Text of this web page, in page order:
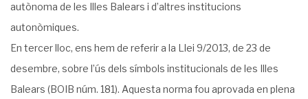
autònoma de les Illes Balears i d’altres institucions
autonòmiques.
En tercer lloc, ens hem de referir a la Llei 9/2013, de 23 de
desembre, sobre l’ús dels símbols institucionals de les Illes
Balears (BOIB núm. 181). Aquesta norma fou aprovada en plena